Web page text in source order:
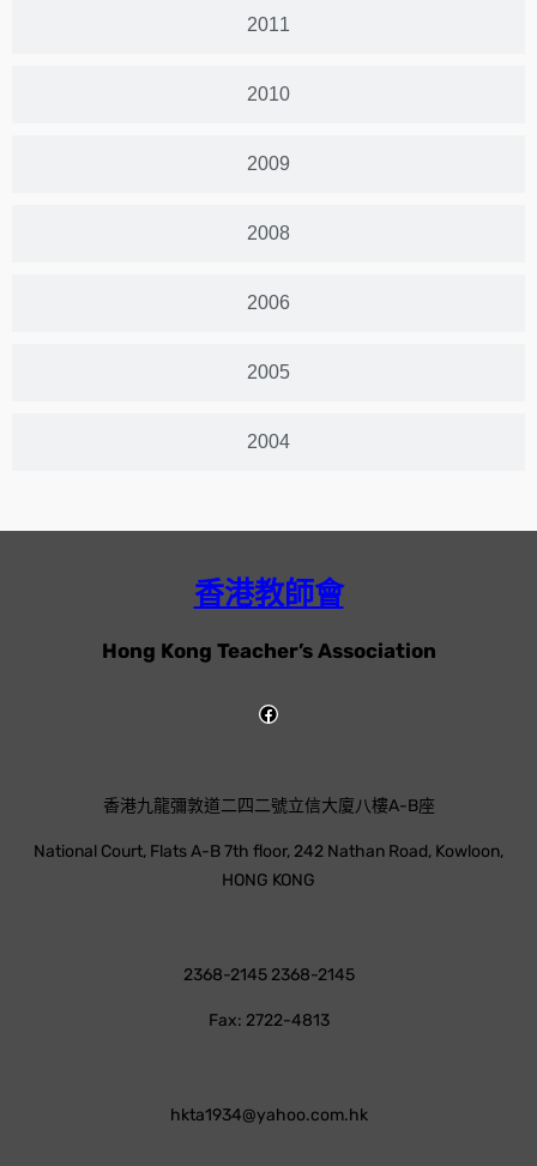
2011
2010
2009
2008
2006
2005
2004
香港教師會
Hong Kong Teacher’s Association
香港九龍彌敦道二四二號立信大廈八樓A-B座
National Court, Flats A-B 7th floor, 242 Nathan Road, Kowloon,
HONG KONG
2368-2145 2368-2145
Fax: 2722-4813
hkta1934@yahoo.com.hk